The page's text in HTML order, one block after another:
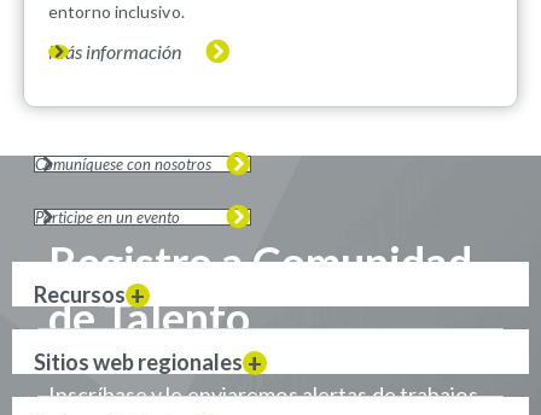
entorno inclusivo.
Más información
Registro a Comunidad
de Talento
Inscríbase y le enviaremos alertas de trabajos
Comuníquese con nosotros
Participe en un evento
Recursos
Sitios web regionales